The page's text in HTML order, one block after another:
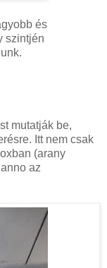
és
szintjén
mutatják be,
Itt nem csak
(arany
az